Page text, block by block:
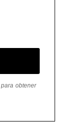
para obtener